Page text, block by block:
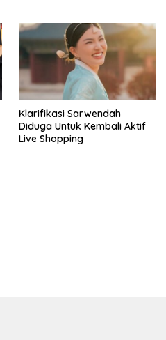
Klarifikasi Sarwendah
Diduga Untuk Kembali Aktif
Live Shopping